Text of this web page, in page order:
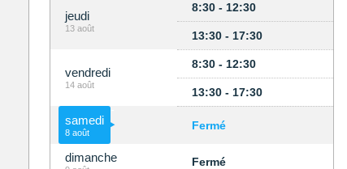
jeudi
13 août
8:30 - 12:30
13:30 - 17:30
vendredi
14 août
8:30 - 12:30
13:30 - 17:30
samedi
8 août
Fermé
dimanche Fermé